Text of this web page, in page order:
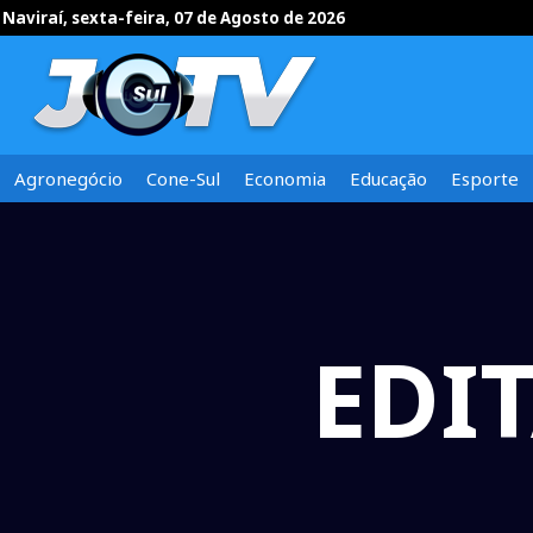
Naviraí, sexta-feira, 07 de Agosto de 2026
Agronegócio Cone-Sul Economia Educação Esporte